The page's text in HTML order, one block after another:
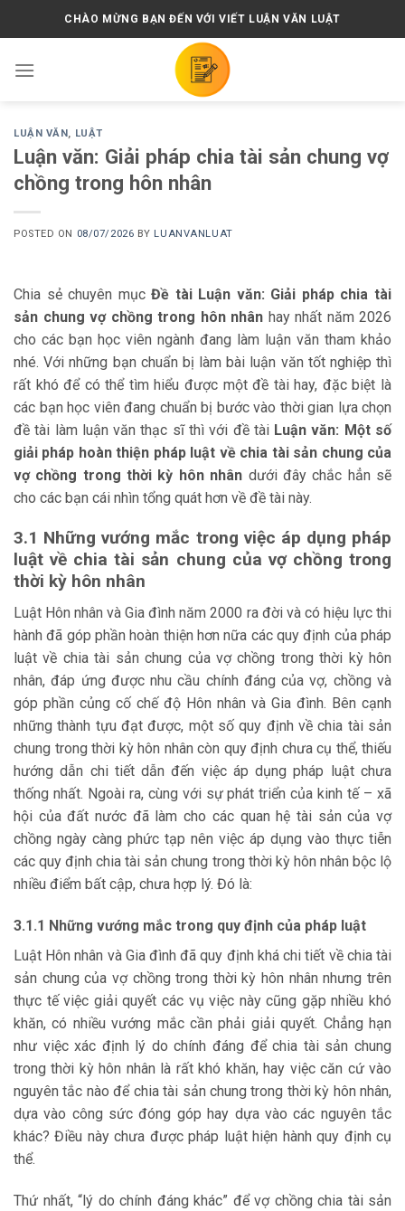
CHÀO MỪNG BẠN ĐẾN VỚI VIẾT LUẬN VĂN LUẬT
LUẬN VĂN, LUẬT
Luận văn: Giải pháp chia tài sản chung vợ
chồng trong hôn nhân
POSTED ON 08/07/2026 BY LUANVANLUAT
Chia sẻ chuyên mụcĐề tài Luận văn: Giải pháp chia tài
sản chung vợ chồng trong hôn nhân hay nhất năm 2026
cho các bạn học viên ngành đang làm luận văn tham khảo
nhé. Với những bạn chuẩn bị làm bài luận văn tốt nghiệp thì
rất khó để có thể tìm hiểu được một đề tài hay, đặc biệt là
các bạn học viên đang chuẩn bị bước vào thời gian lựa chọn
đề tài làm luận văn thạc sĩ thì với đề tài Luận văn: Một số
giải pháp hoàn thiện pháp luật về chia tài sản chung của
vợ chồng trong thời kỳ hôn nhân dưới đây chắc hẳn sẽ
cho các bạn cái nhìn tổng quát hơn về đề tài này.
3.1 Những vướng mắc trong việc áp dụng pháp
luật về chia tài sản chung của vợ chồng trong
thời kỳ hôn nhân
Luật Hôn nhân và Gia đình năm 2000 ra đời và có hiệu lực thi
hành đã góp phần hoàn thiện hơn nữa các quy định của pháp
luật về chia tài sản chung của vợ chồng trong thời kỳ hôn
nhân, đáp ứng được nhu cầu chính đáng của vợ, chồng và
góp phần củng cố chế độ Hôn nhân và Gia đình. Bên cạnh
những thành tựu đạt được, một số quy định về chia tài sản
chung trong thời kỳ hôn nhân còn quy định chưa cụ thể, thiếu
hướng dẫn chi tiết dẫn đến việc áp dụng pháp luật chưa
thống nhất. Ngoài ra, cùng với sự phát triển của kinh tế – xã
hội của đất nước đã làm cho các quan hệ tài sản của vợ
chồng ngày càng phức tạp nên việc áp dụng vào thực tiễn
các quy định chia tài sản chung trong thời kỳ hôn nhân bộc lộ
nhiều điểm bất cập, chưa hợp lý. Đó là:
3.1.1 Những vướng mắc trong quy định của pháp luật
Luật Hôn nhân và Gia đình đã quy định khá chi tiết về chia tài
sản chung của vợ chồng trong thời kỳ hôn nhân nhưng trên
thực tế việc giải quyết các vụ việc này cũng gặp nhiều khó
khăn, có nhiều vướng mắc cần phải giải quyết. Chẳng hạn
như việc xác định lý do chính đáng để chia tài sản chung
trong thời kỳ hôn nhân là rất khó khăn, hay việc căn cứ vào
nguyên tắc nào để chia tài sản chung trong thời kỳ hôn nhân,
dựa vào công sức đóng góp hay dựa vào các nguyên tắc
khác? Điều này chưa được pháp luật hiện hành quy định cụ
thể.
Thứ nhất, “lý do chính đáng khác” để vợ chồng chia tài sản